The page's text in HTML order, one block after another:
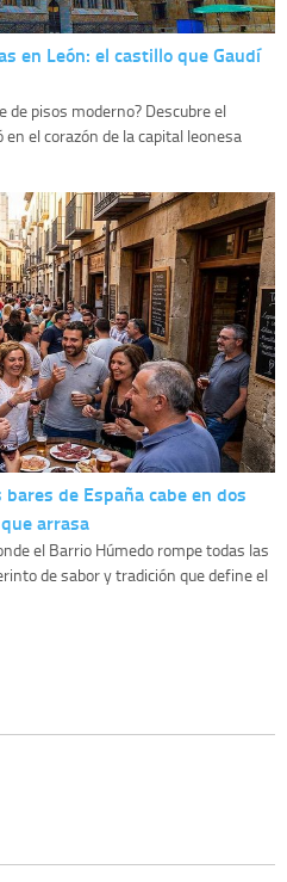
en León: el castillo que Gaudí
de pisos moderno? Descubre el
el corazón de la capital leonesa
de España cabe en dos
arrasa
el Barrio Húmedo rompe todas las
de sabor y tradición que define el